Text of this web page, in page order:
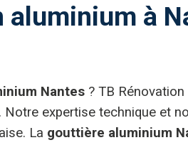
à
Nantes ? TB
expertise technique et
La gouttière aluminium